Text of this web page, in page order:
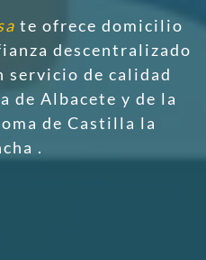
te ofrece domicilio
descentralizado
servicio de calidad
de Albacete y de la
de Castilla la
.